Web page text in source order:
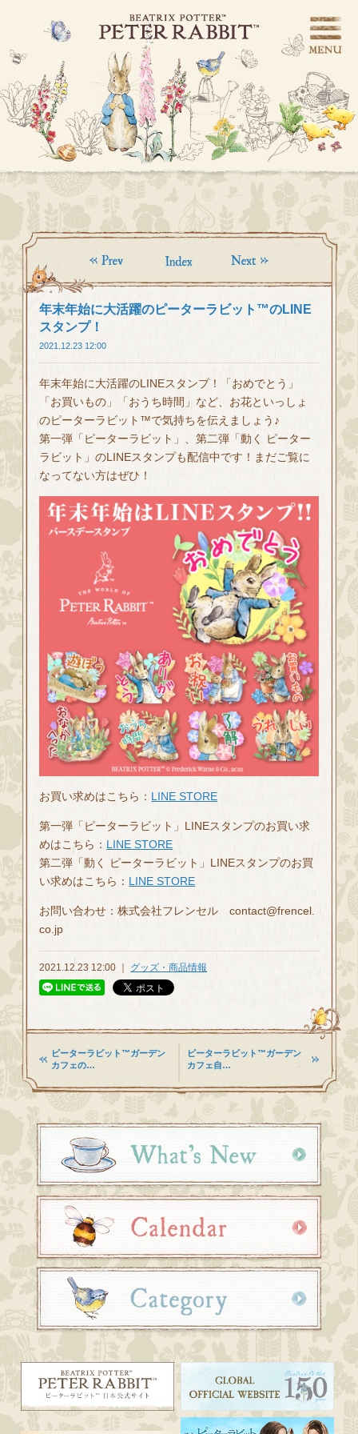
年末年始に大活躍のピーターラビット™のLINE
スタンプ！
2021.12.23 12:00
年末年始に大活躍のLINEスタンプ！「おめでとう」
「お買いもの」「おうち時間」など、お花といっしょ
のピーターラビット™で気持ちを伝えましょう♪
第一弾「ピーターラビット」、第二弾「動く ピーター
ラビット」のLINEスタンプも配信中です！まだご覧に
なってない方はぜひ！
お買い求めはこちら： LINE STORE
第一弾「ピーターラビット」LINEスタンプのお買い求
めはこちら： LINE STORE
第二弾「動く ピーターラビット」LINEスタンプのお買
い求めはこちら： LINE STORE
お問い合わせ：株式会社フレンセル contact@frencel.
co.jp
2021.12.23 12:00 ｜ グッズ・商品情報
ピーターラビット™ガーデン
カフェの…
ピーターラビット™ガーデン
カフェ自…